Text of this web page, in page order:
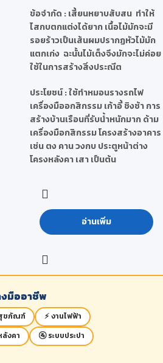
ข้อจำกัด : เสี้ยนหยาบสับสน ทำให้
ไสกบตกแต่งได้ยาก เนื้อไม้มักจะมี
รอยร้าวเป็นเส้นผมปรากฏหัวไม้มัก
แตกเก่ง ฉะนั้นไม้เต็งจึงมักจะไม่ค่อย
ใช้ในการสร้างสิ่งประณีต
ประโยชน์: ใช้ทำหมอนรางรถไฟ
เครื่องมืออกสิกรรม เก้าอี้ ชิงช้า การ
สร้างบ้านเรือนที่รับน้ำหนักมาก ด้าม
เครื่องมือกสิกรรม โครงสร้างอาคาร
เช่น ตง คาน วงกบ ประตูหน้าต่าง
โครงหลังคา เสา เป็นต้น
อ่านเพิ่ม
มืออาชีพ
ขภัณฑ์
⚡ งานไฟฟ้า
ลังคา 🚰 ระบบประปา